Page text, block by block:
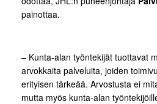
painottaa.
– Kunta-alan työntekijät tuottavat
arvokkaita palveluita, joiden
erityisen tärkeää. Arvostusta ei
mutta myös kunta-alan